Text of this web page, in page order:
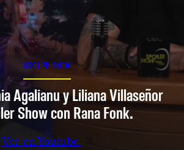
SPOILER SHOW
Agalianu y Liliana Villaseñor
Show con Rana Fonk.
Ver en Youtube